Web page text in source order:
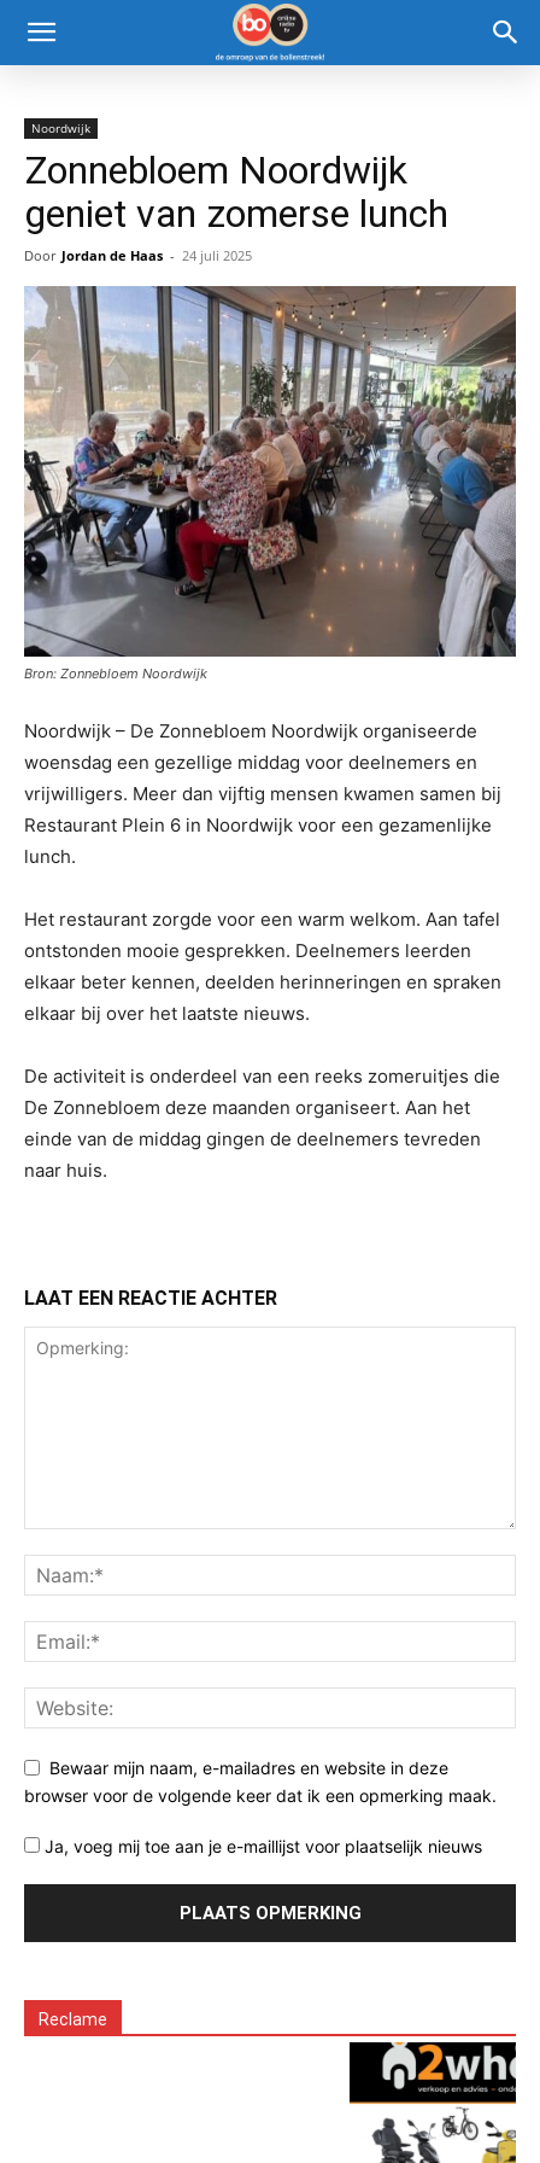
Noordwijk
Zonnebloem Noordwijk
geniet van zomerse lunch
Door Jordan de Haas - 24 juli 2025
Bron: Zonnebloem Noordwijk
Noordwijk – De Zonnebloem Noordwijk organiseerde
woensdag een gezellige middag voor deelnemers en
vrijwilligers. Meer dan vijftig mensen kwamen samen bij
Restaurant Plein 6 in Noordwijk voor een gezamenlijke
lunch.
Het restaurant zorgde voor een warm welkom. Aan tafel
ontstonden mooie gesprekken. Deelnemers leerden
elkaar beter kennen, deelden herinneringen en spraken
elkaar bij over het laatste nieuws.
De activiteit is onderdeel van een reeks zomeruitjes die
De Zonnebloem deze maanden organiseert. Aan het
einde van de middag gingen de deelnemers tevreden
naar huis.
LAAT EEN REACTIE ACHTER
Bewaar mijn naam, e-mailadres en website in deze
browser voor de volgende keer dat ik een opmerking maak.
Ja, voeg mij toe aan je e-maillijst voor plaatselijk nieuws
Reclame